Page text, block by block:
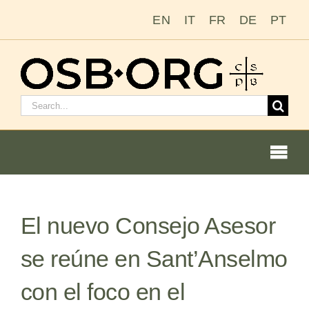
EN IT FR DE PT
Buscar:
Nuestras raíces
El nuevo Consejo Asesor
se reúne en Sant’Anselmo
con el foco en el